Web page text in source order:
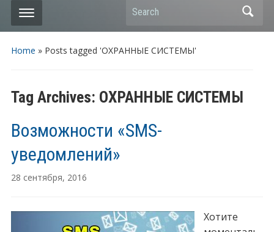
Search
Home » Posts tagged 'ОХРАННЫЕ СИСТЕМЫ'
Tag Archives: ОХРАННЫЕ СИСТЕМЫ
Возможности «SMS-
уведомлений»
28 сентября, 2016
Хотите